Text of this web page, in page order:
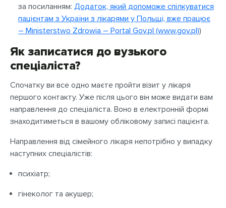
за посиланням: Додаток, який допоможе спілкуватися
пацієнтам з України з лікарями у Польщі, вже працює
– Ministerstwo Zdrowia – Portal Gov.pl (www.gov.pl))
Як записатися до вузького
спеціаліста?
Спочатку ви все одно маєте пройти візит у лікаря
першого контакту. Уже після цього він може видати вам
направлення до спеціаліста. Воно в електронній формі
знаходитиметься в вашому обліковому записі пацієнта.
Направлення від сімейного лікаря непотрібно у випадку
наступних спеціалістів:
психіатр;
гінеколог та акушер;